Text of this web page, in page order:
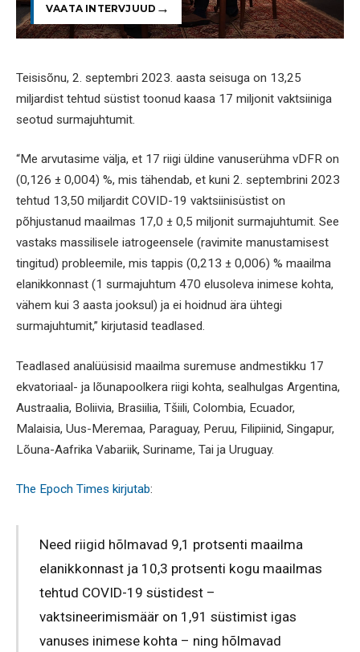
VAATA INTERVJUUD
Teisisõnu, 2. septembri 2023. aasta seisuga on 13,25
miljardist tehtud süstist toonud kaasa 17 miljonit vaktsiiniga
seotud surmajuhtumit.
“Me arvutasime välja, et 17 riigi üldine vanuserühma vDFR on
(0,126 ± 0,004) %, mis tähendab, et kuni 2. septembrini 2023
tehtud 13,50 miljardit COVID-19 vaktsiinisüstist on
põhjustanud maailmas 17,0 ± 0,5 miljonit surmajuhtumit. See
vastaks massilisele iatrogeensele (ravimite manustamisest
tingitud) probleemile, mis tappis (0,213 ± 0,006) % maailma
elanikkonnast (1 surmajuhtum 470 elusoleva inimese kohta,
vähem kui 3 aasta jooksul) ja ei hoidnud ära ühtegi
surmajuhtumit,” kirjutasid teadlased.
Teadlased analüüsisid maailma suremuse andmestikku 17
ekvatoriaal- ja lõunapoolkera riigi kohta, sealhulgas Argentina,
Austraalia, Boliivia, Brasiilia, Tšiili, Colombia, Ecuador,
Malaisia, Uus-Meremaa, Paraguay, Peruu, Filipiinid, Singapur,
Lõuna-Aafrika Vabariik, Suriname, Tai ja Uruguay.
The Epoch Times kirjutab:
Need riigid hõlmavad 9,1 protsenti maailma
elanikkonnast ja 10,3 protsenti kogu maailmas
tehtud COVID-19 süstidest –
vaktsineerimismäär on 1,91 süstimist igas
vanuses inimese kohta – ning hõlmavad